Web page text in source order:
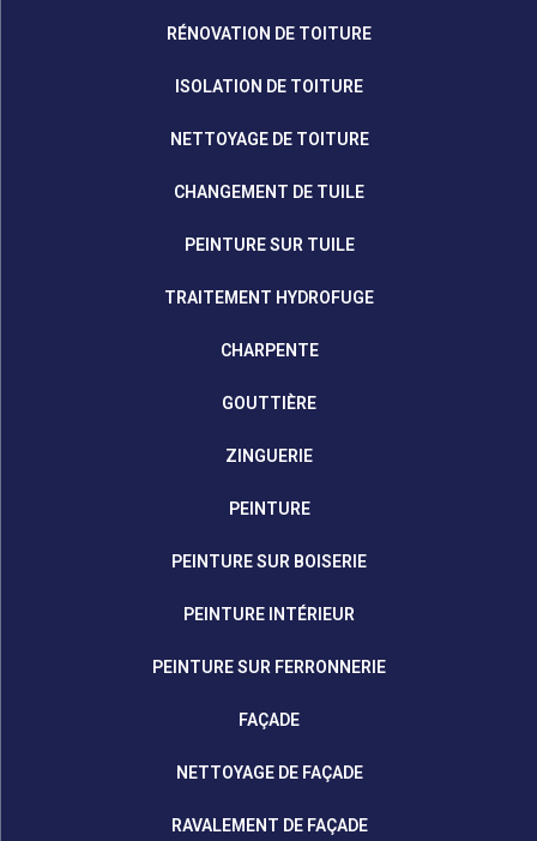
RÉNOVATION DE TOITURE
ISOLATION DE TOITURE
NETTOYAGE DE TOITURE
CHANGEMENT DE TUILE
PEINTURE SUR TUILE
TRAITEMENT HYDROFUGE
CHARPENTE
GOUTTIÈRE
ZINGUERIE
PEINTURE
PEINTURE SUR BOISERIE
PEINTURE INTÉRIEUR
PEINTURE SUR FERRONNERIE
FAÇADE
NETTOYAGE DE FAÇADE
RAVALEMENT DE FAÇADE